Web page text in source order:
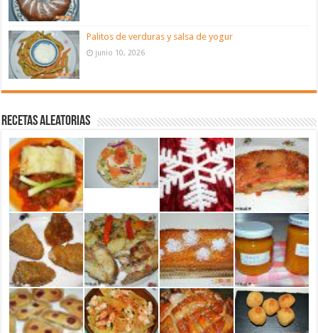
Palitos de verduras y salsa de yogur
junio 10, 2026
Recetas aleatorias